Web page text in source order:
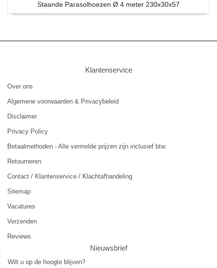
Staande Parasolhoezen Ø 4 meter 230x30x57
Klantenservice
Over ons
Algemene voorwaarden & Privacybeleid
Disclaimer
Privacy Policy
Betaalmethoden - Alle vermelde prijzen zijn inclusief btw.
Retourneren
Contact / Klantenservice / Klachtafhandeling
Sitemap
Vacatures
Verzenden
Reviews
Nieuwsbrief
Wilt u op de hoogte blijven?